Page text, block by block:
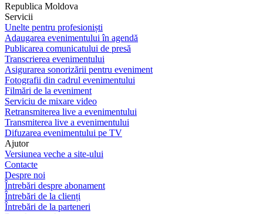
Republica Moldova
Servicii
Unelte pentru profesioniști
Adaugarea evenimentului în agendă
Publicarea comunicatului de presă
Transcrierea evenimentului
Asigurarea sonorizării pentru eveniment
Fotografii din cadrul evenimentului
Filmări de la eveniment
Serviciu de mixare video
Retransmiterea live a evenimentului
Transmiterea live a evenimentului
Difuzarea evenimentului pe TV
Ajutor
Versiunea veche a site-ului
Contacte
Despre noi
Întrebări despre abonament
Întrebări de la clienți
Întrebări de la parteneri